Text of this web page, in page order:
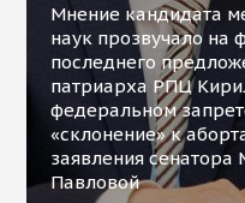
Мнение кандидата
наук прозвучало на
последнего
патриарха РПЦ
федеральном
«склонение» к
заявления
Павловой